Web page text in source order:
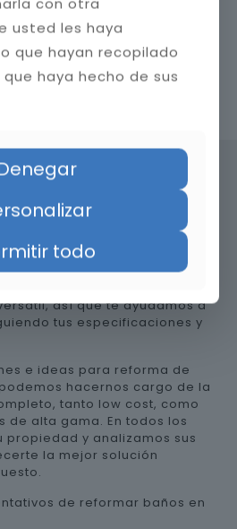
con nosotros
el baño en
Jaén
así que te ayudamos a
tus especificaciones y
e ideas para reforma de
hacernos cargo de la
tanto low cost, como
de alta gama. En todos los
propiedad y analizamos sus
la mejor solución
de reformar baños en
usted les haya
que hayan recopilado
haya hecho de sus
todo